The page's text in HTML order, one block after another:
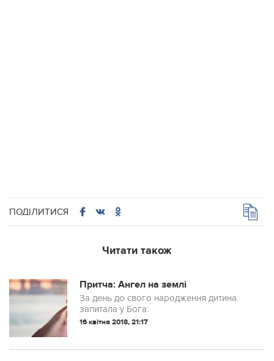
ПОДІЛИТИСЯ
Читати також
Притча: Ангел на землі
За день до свого народження дитина
запитала у Бога:
16 квітня 2018, 21:17